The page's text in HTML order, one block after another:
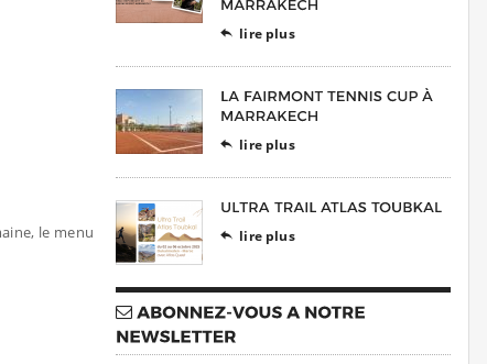
le menu
 lire plus
 lire plus
 lire plus